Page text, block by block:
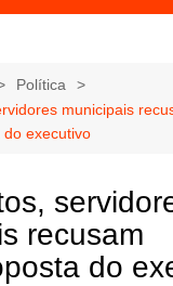
Política
municipais
executivo
recusam
do